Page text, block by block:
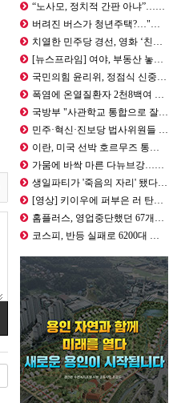
“노사모, 정치적 간판 아냐”…정청래…
버려진 버스가 청년주택?…"차라리 고…
치열한 민주당 경선, 영화 ‘친구’와…
[뉴스프라임] 여야, 부동산 놓고 공…
국민의힘 윤리위, 정점식 신중 요구에…
폭염에 온열질환자 2천8백여 명…가축…
국방부 "사관학교 통합으로 잘못된 역…
민주·혁신·진보당 법사위원들 “조희대…
이란, 미국 선박 호르무즈 통항 금지…
가뭄에 바싹 마른 다뉴브강…나치 군인…
생일파티가 '죽음의 자리' 됐다…모스…
[영상] 키이우에 퍼부은 러 탄도·극…
홈플러스, 영업중단했던 67개점 가오…
코스피, 반등 실패로 6200대 마감…